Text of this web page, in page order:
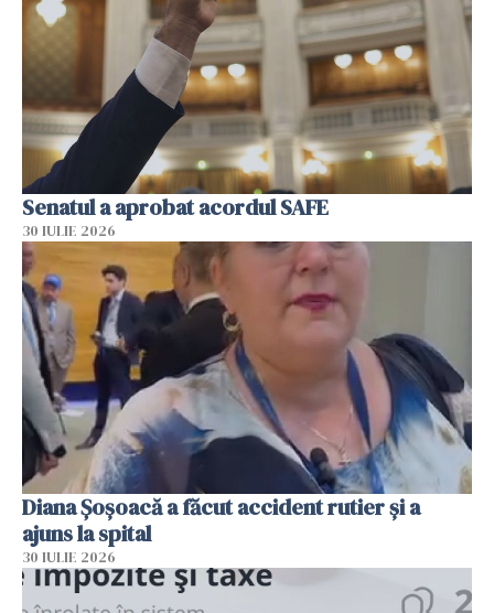
Senatul a aprobat acordul SAFE
30 IULIE 2026
Diana Șoșoacă a făcut accident rutier și a
ajuns la spital
30 IULIE 2026